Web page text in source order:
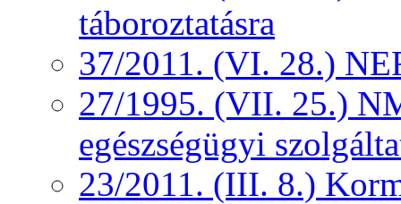
táboroztatásra
37/2011. (VI. 28.)
27/1995. (VII. 25.)
egészségügyi
23/2011. (III. 8.)